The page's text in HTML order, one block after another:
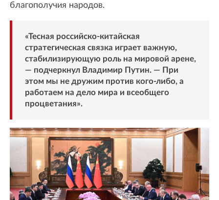
благополучия народов.
«Тесная российско-китайская
стратегическая связка играет важную,
стабилизирующую роль на мировой арене,
— подчеркнул Владимир Путин. — При
этом мы не дружим против кого-либо, а
работаем на дело мира и всеобщего
процветания».